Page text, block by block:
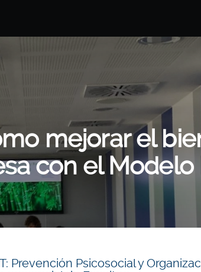
mejorar el
con el Modelo
Prevención Psicosocial y